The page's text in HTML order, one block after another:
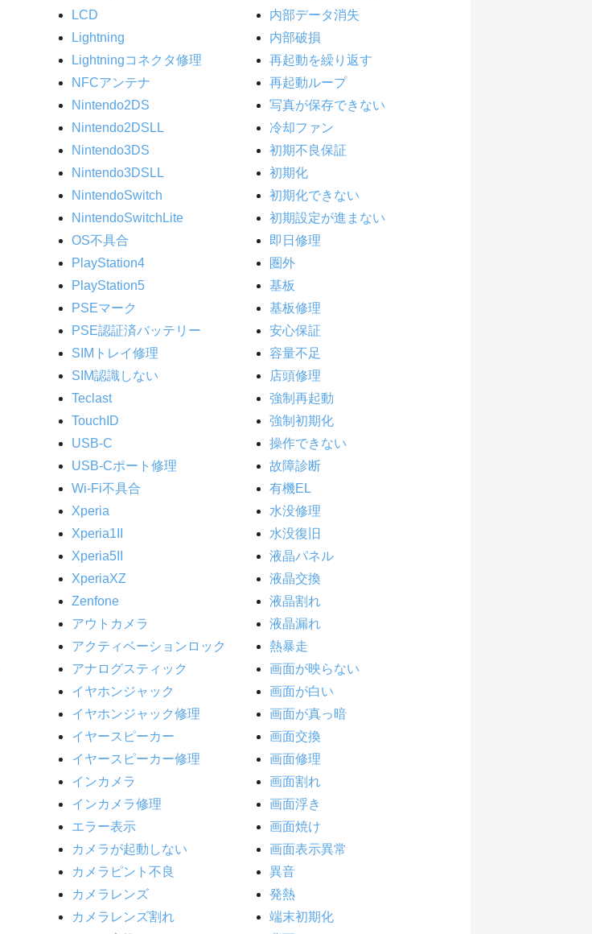
LCD
Lightning
Lightningコネクタ修理
NFCアンテナ
Nintendo2DS
Nintendo2DSLL
Nintendo3DS
Nintendo3DSLL
NintendoSwitch
NintendoSwitchLite
OS不具合
PlayStation4
PlayStation5
PSEマーク
PSE認証済バッテリー
SIMトレイ修理
SIM認識しない
Teclast
TouchID
USB-C
USB-Cポート修理
Wi-Fi不具合
Xperia
Xperia1II
Xperia5II
XperiaXZ
Zenfone
アウトカメラ
アクティベーションロック
アナログスティック
イヤホンジャック
イヤホンジャック修理
イヤースピーカー
イヤースピーカー修理
インカメラ
インカメラ修理
エラー表示
カメラが起動しない
カメラピント不良
カメラレンズ
カメラレンズ割れ
内部データ消失
内部破損
再起動を繰り返す
再起動ループ
写真が保存できない
冷却ファン
初期不良保証
初期化
初期化できない
初期設定が進まない
即日修理
圏外
基板
基板修理
安心保証
容量不足
店頭修理
強制再起動
強制初期化
操作できない
故障診断
有機EL
水没修理
水没復旧
液晶パネル
液晶交換
液晶割れ
液晶漏れ
熱暴走
画面が映らない
画面が白い
画面が真っ暗
画面交換
画面修理
画面割れ
画面浮き
画面焼け
画面表示異常
異音
発熱
端末初期化